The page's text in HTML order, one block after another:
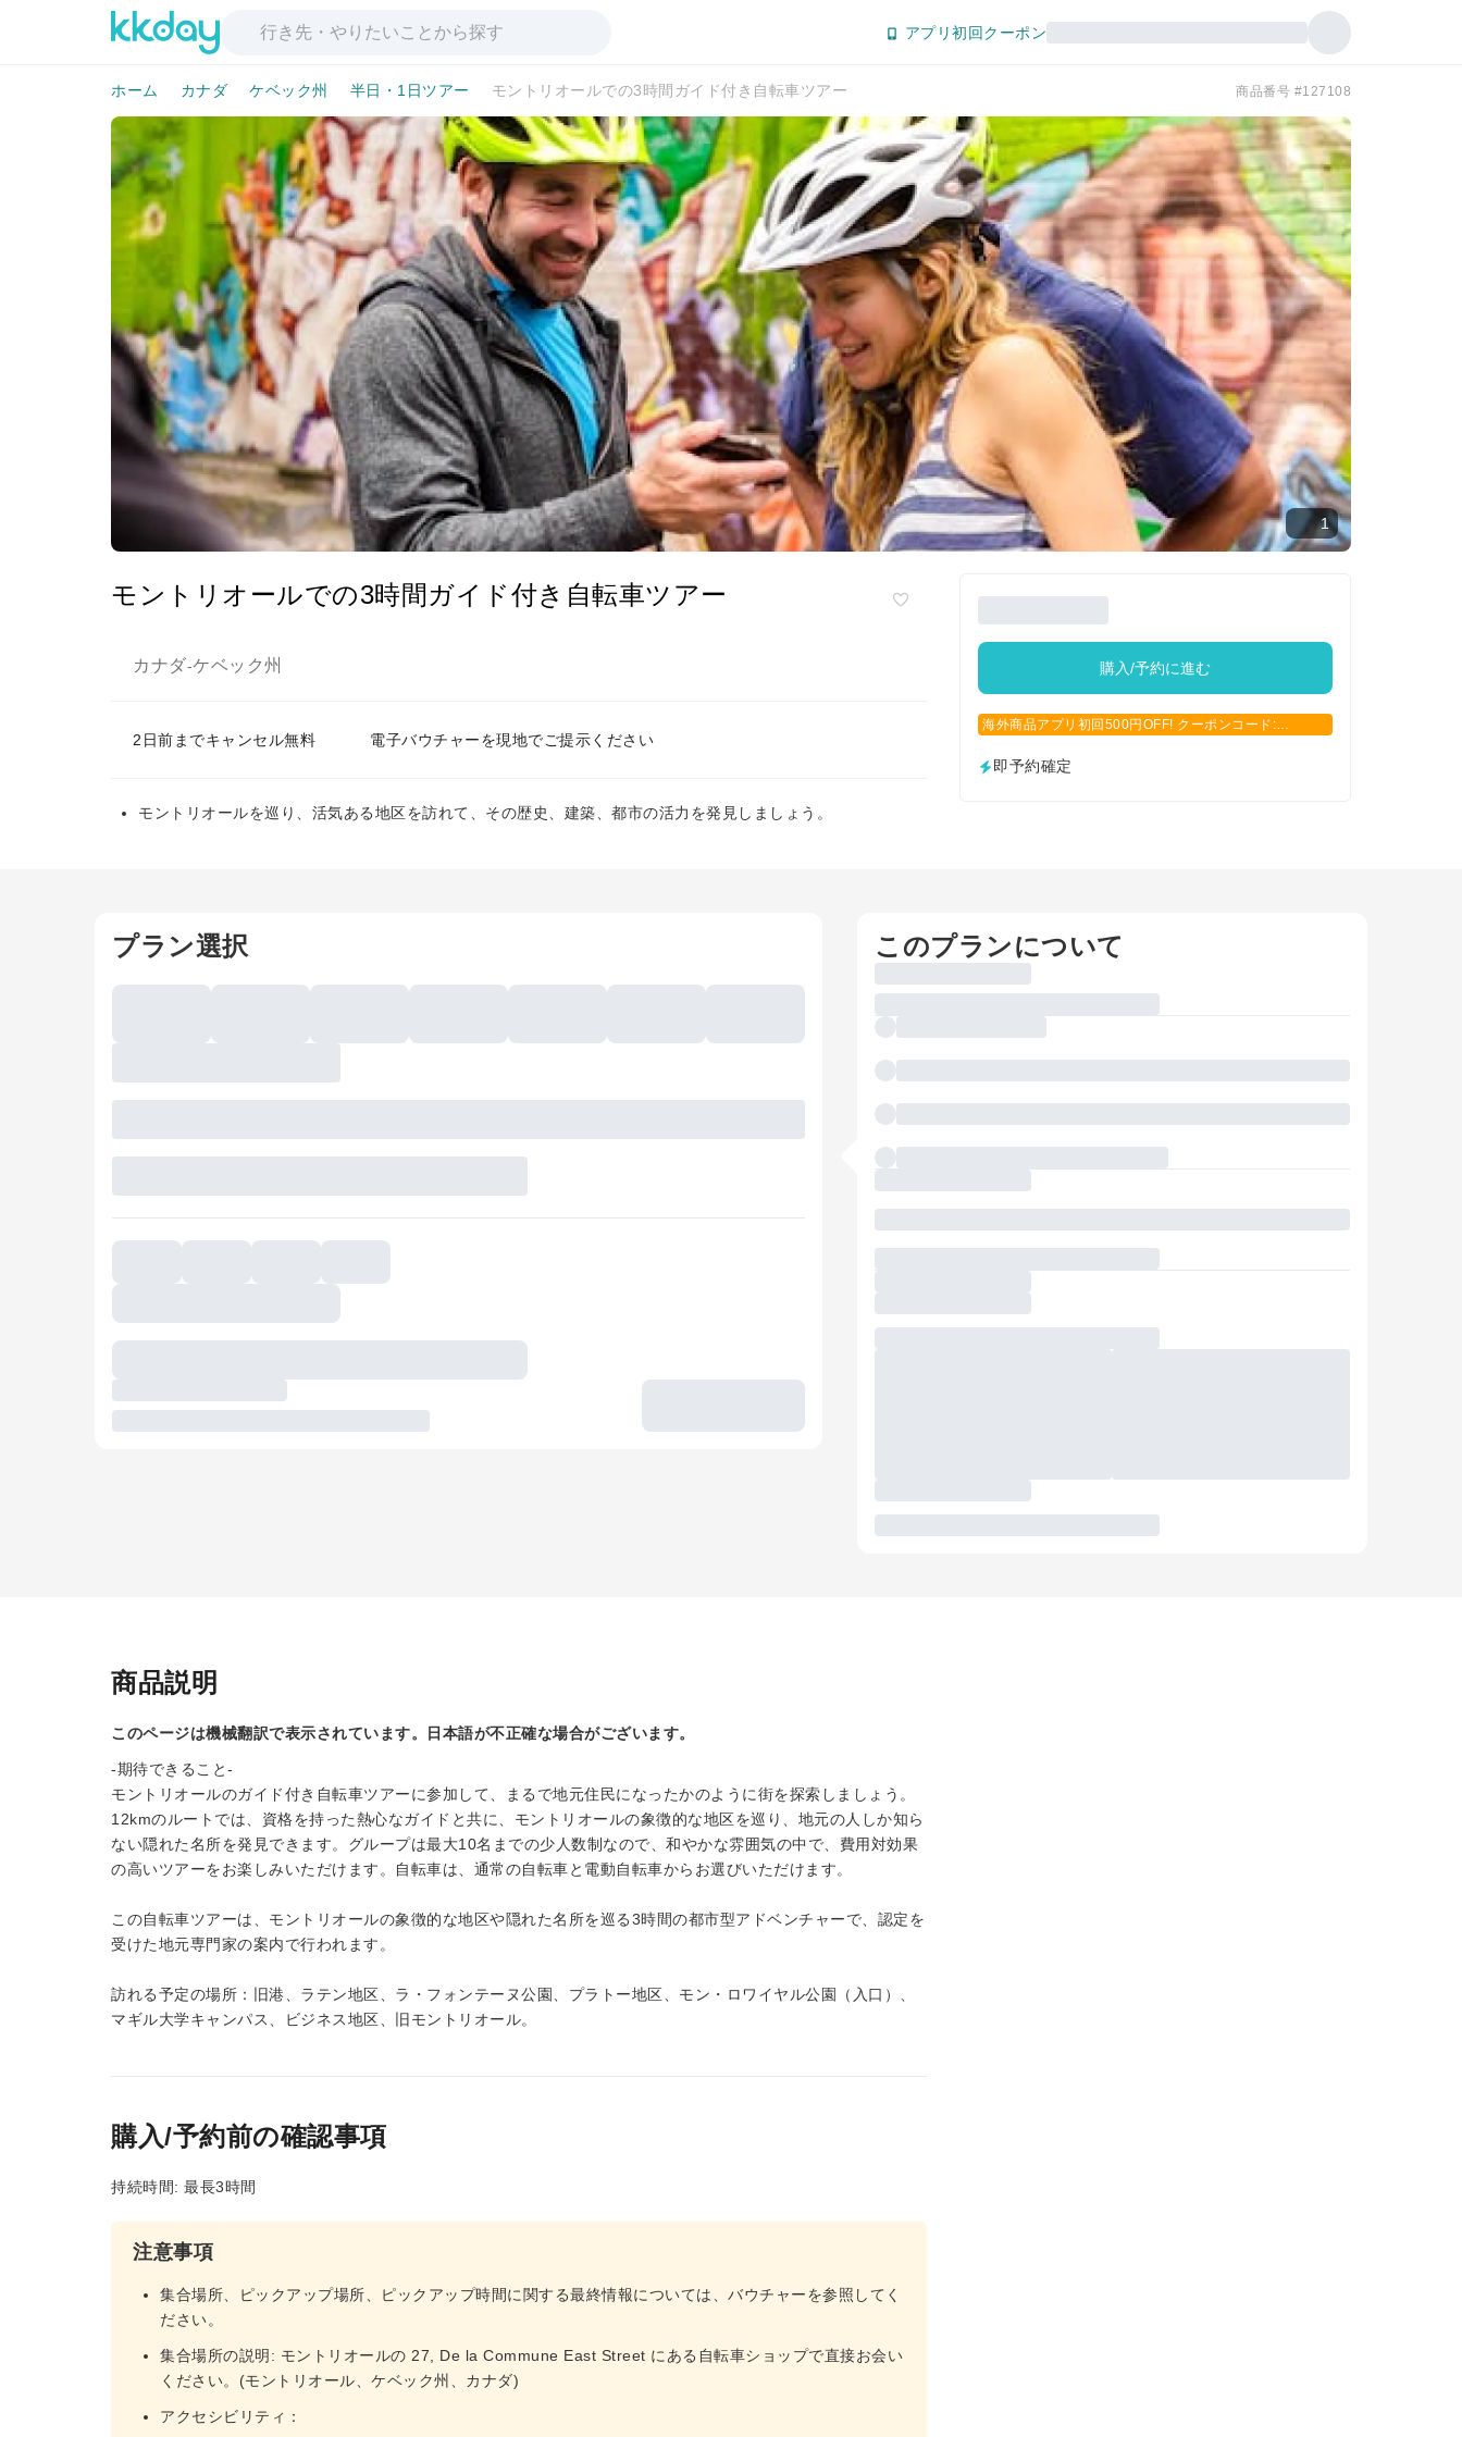
アプリ初回クーポン
ホーム カナダ ケベック州 半日・1日ツアー モントリオールでの3時間ガイド付き自転車ツアー 商品番号 #127108
1
モントリオールでの3時間ガイド付き自転車ツアー
カナダ-ケベック州
2日前までキャンセル無料 電子バウチャーを現地でご提示ください
モントリオールを巡り、活気ある地区を訪れて、その歴史、建築、都市の活力を発見しましょう。
購入/予約に進む
海外商品アプリ初回500円OFF! クーポンコード:
即予約確定
プラン選択 このプランについて
商品説明
このページは機械翻訳で表示されています。日本語が不正確な場合がございます。
-期待できること-
モントリオールのガイド付き自転車ツアーに参加して、まるで地元住民になったかのように街を探索しましょう。
12kmのルートでは、資格を持った熱心なガイドと共に、モントリオールの象徴的な地区を巡り、地元の人しか知ら
ない隠れた名所を発見できます。グループは最大10名までの少人数制なので、和やかな雰囲気の中で、費用対効果
の高いツアーをお楽しみいただけます。自転車は、通常の自転車と電動自転車からお選びいただけます。
この自転車ツアーは、モントリオールの象徴的な地区や隠れた名所を巡る3時間の都市型アドベンチャーで、認定を
受けた地元専門家の案内で行われます。
訪れる予定の場所：旧港、ラテン地区、ラ・フォンテーヌ公園、プラトー地区、モン・ロワイヤル公園（入口）、
マギル大学キャンパス、ビジネス地区、旧モントリオール。
購入/予約前の確認事項
持続時間: 最長3時間
注意事項
集合場所、ピックアップ場所、ピックアップ時間に関する最終情報については、バウチャーを参照してく
ださい。
集合場所の説明: モントリオールの 27, De la Commune East Street にある自転車ショップで直接お会い
ください。(モントリオール、ケベック州、カナダ)
アクセシビリティ：